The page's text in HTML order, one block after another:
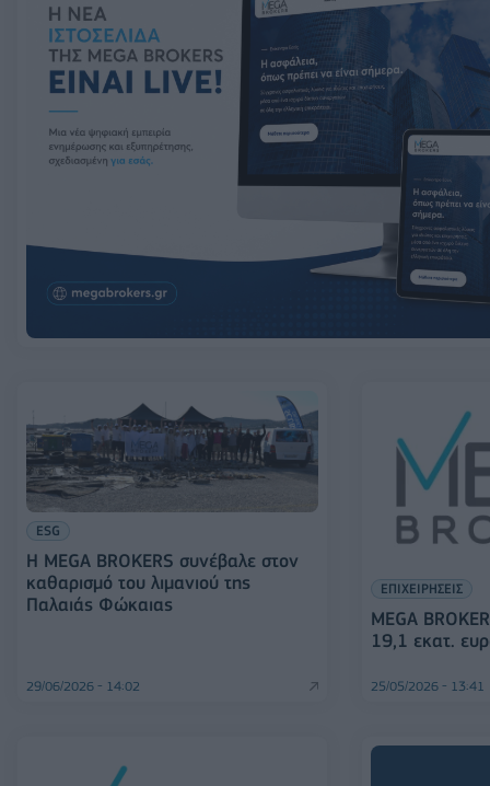
ESG
Η MEGA BROKERS συνέβαλε στον
καθαρισμό του λιμανιού της
Παλαιάς Φώκαιας
29/06/2026 - 14:02
ΕΠΙΧΕΙΡΗΣΕΙΣ
MEGA
19,1 εκατ.
25/05/2026 - 13:41